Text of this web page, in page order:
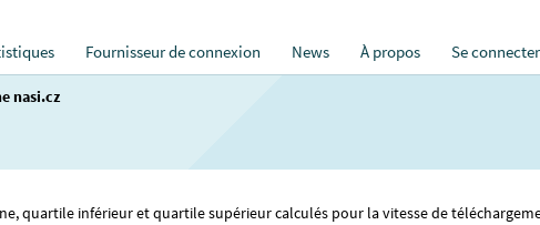
Fournisseur de connexion News À propos Se connecter
nasi.cz
quartile inférieur et quartile supérieur calculés pour la vitesse de